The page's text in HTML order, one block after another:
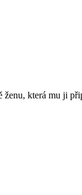
která mu ji